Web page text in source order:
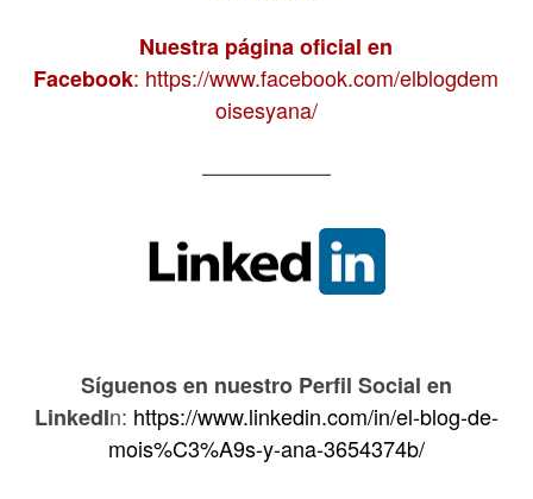
Nuestra página oficial en
Facebook: https://www.facebook.com/elblogdem
oisesyana/
——————
Síguenos en nuestro Perfil Social en
LinkedIn: https://www.linkedin.com/in/el-blog-de-
mois%C3%A9s-y-ana-3654374b/